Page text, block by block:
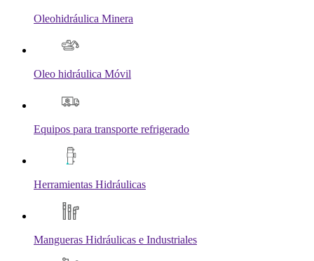
Oleohidráulica Minera
Oleo hidráulica Móvil
Equipos para transporte refrigerado
Herramientas Hidráulicas
Mangueras Hidráulicas e Industriales